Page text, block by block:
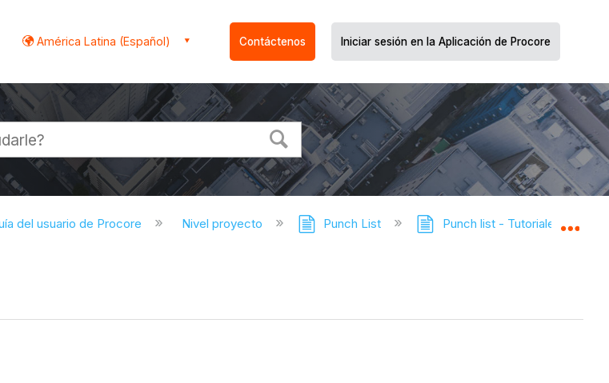
América Latina (Español) Contáctenos Iniciar sesión en la Aplicación de Procore
del usuario de Procore Nivel proyecto Punch List Punch list - Tutoriales